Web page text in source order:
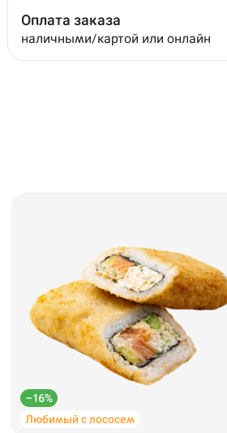
Оплата заказа
наличными/картой или онлайн
–16%
Любимый с лососем